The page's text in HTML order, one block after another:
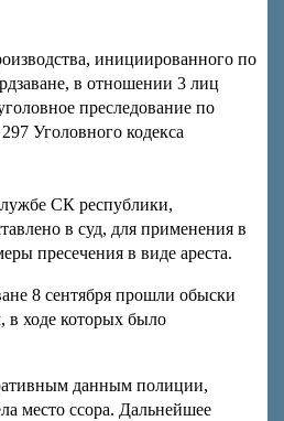
инициированного по
в отношении 3 лиц
преследование по
Уголовного кодекса
СК республики,
в суд, для применения в
пресечения в виде ареста.
8 сентября прошли обыски
в ходе которых было
данным полиции,
место ссора. Дальнейшее